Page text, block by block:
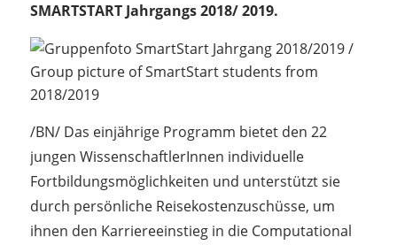
SMARTSTART Jahrgangs 2018/ 2019.
/BN/ Das einjährige Programm bietet den 22
jungen WissenschaftlerInnen individuelle
Fortbildungsmöglichkeiten und unterstützt sie
durch persönliche Reisekostenzuschüsse, um
ihnen den Karriereeinstieg in die Computational